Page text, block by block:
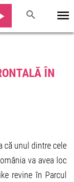
ÎN
că unul dintre cele
va avea loc
revine în Parcul